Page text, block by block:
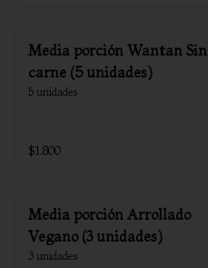
Media porción Wantan Sin
carne (5 unidades)
5 unidades
$1.800
Media porción Arrollado
Vegano (3 unidades)
3 unidades